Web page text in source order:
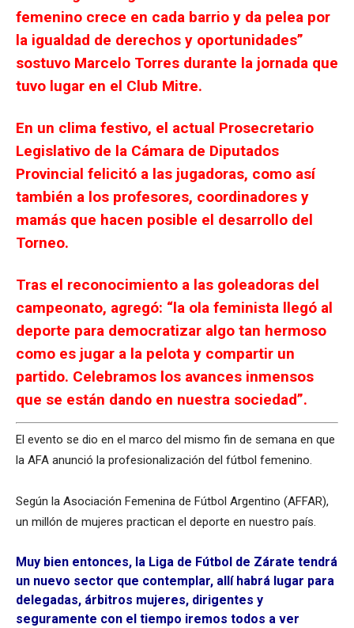
femenino crece en cada barrio y da pelea por
la igualdad de derechos y oportunidades”
sostuvo Marcelo Torres durante la jornada que
tuvo lugar en el Club Mitre.
En un clima festivo, el actual Prosecretario
Legislativo de la Cámara de Diputados
Provincial felicitó a las jugadoras, como así
también a los profesores, coordinadores y
mamás que hacen posible el desarrollo del
Torneo.
Tras el reconocimiento a las goleadoras del
campeonato, agregó: “la ola feminista llegó al
deporte para democratizar algo tan hermoso
como es jugar a la pelota y compartir un
partido. Celebramos los avances inmensos
que se están dando en nuestra sociedad”.
El evento se dio en el marco del mismo fin de semana en que
la AFA anunció la profesionalización del fútbol femenino.
Según la Asociación Femenina de Fútbol Argentino (AFFAR),
un millón de mujeres practican el deporte en nuestro país.
Muy bien entonces, la Liga de Fútbol de Zárate tendrá
un nuevo sector que contemplar, allí habrá lugar para
delegadas, árbitros mujeres, dirigentes y
seguramente con el tiempo iremos todos a ver